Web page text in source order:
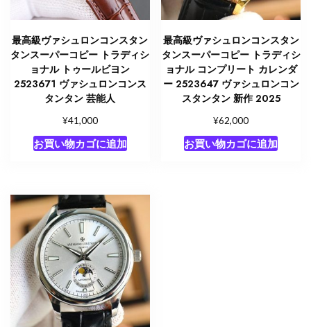
最高級ヴァシュロンコンスタン
タンスーパーコピー トラディシ
ョナル トゥールビヨン
2523671 ヴァシュロンコンス
タンタン 芸能人
¥41,000
お買い物カゴに追加
最高級ヴァシュロンコンスタン
タンスーパーコピー トラディシ
ョナル コンプリート カレンダ
ー 2523647 ヴァシュロンコン
スタンタン 新作 2025
¥62,000
お買い物カゴに追加